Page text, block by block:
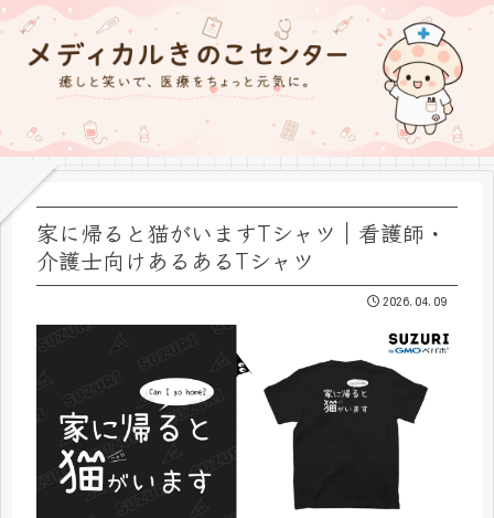
家に帰ると猫がいますTシャツ｜看護師・
介護士向けあるあるTシャツ
2026.04.09